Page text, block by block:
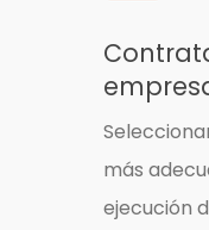
más
ejecución